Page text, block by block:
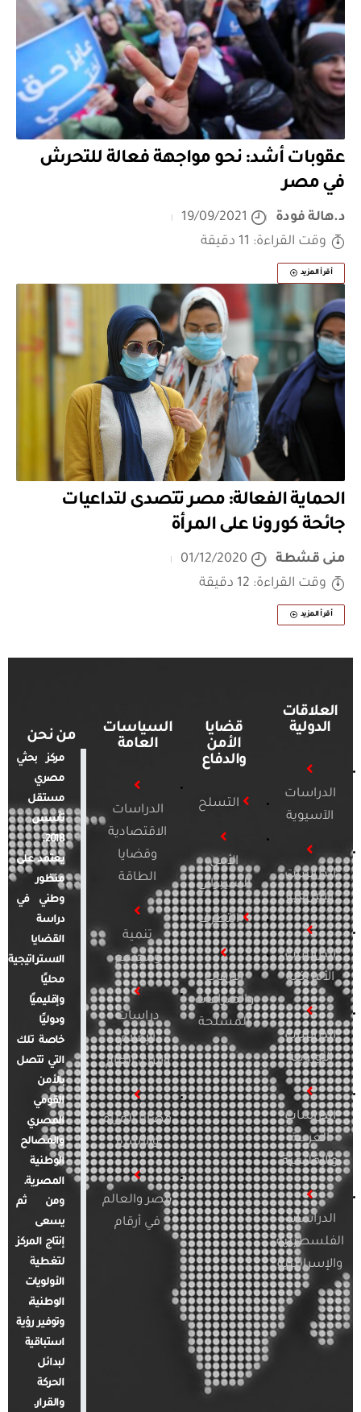
عقوبات أشد: نحو مواجهة فعالة للتحرش
في مصر
د.هالة فودة
19/09/2021
وقت القراءة: 11 دقيقة
أقرأ المزيد
الحماية الفعالة: مصر تتصدى لتداعيات
جائحة كورونا على المرأة
منى قشطة
01/12/2020
وقت القراءة: 12 دقيقة
أقرأ المزيد
العلاقات
الدولية
الدراسات
الآسيوية
الدراسات
الأفريقية
الدراسات
الأمريكية
الدراسات
الأوروبية
الدراسات
العربية
والإقليمية
الدراسات
الفلسطينية
والإسرائيلية
قضايا
الأمن
والدفاع
التسلح
الأمن
السيبراني
التطرف
الإرهاب
والصراعات
المسلحة
السياسات
العامة
الدراسات
الاقتصادية
وقضايا
الطاقة
تنمية
ومجتمع
دراسات
الإعلام
والرأي العام
قضايا المرأة
والأسرة
مصر والعالم
في أرقام
من نحن
مركز بحثي
مصري
مستقل
تأسس
2018.
يعتمد على
منظور
وطني في
دراسة
القضايا
الاستراتيجية
محليًا
وإقليميًا
ودوليًا
خاصة تلك
التي تتصل
بالأمن
القومي
المصري
والمصالح
الوطنية
المصرية.
ومن ثم
يسعى
إنتاج المركز
لتغطية
الأولويات
الوطنية،
وتوفير رؤية
استباقية
لبدائل
الحركة
والقرار.